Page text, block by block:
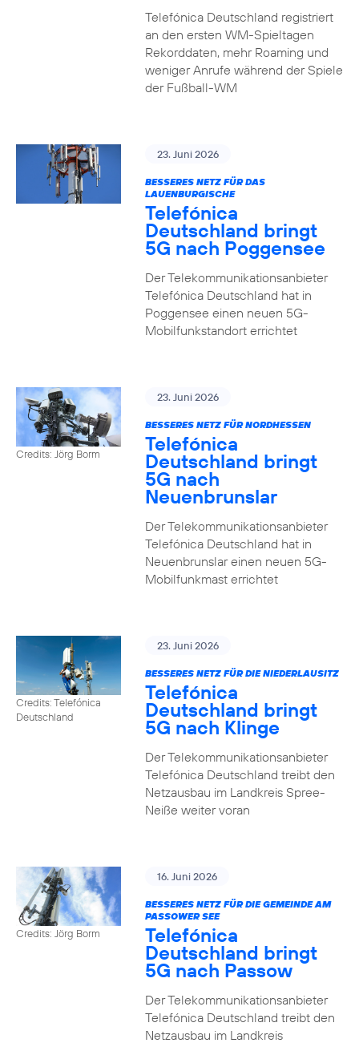
Telefónica Deutschland registriert
an den ersten WM-Spieltagen
Rekorddaten, mehr Roaming und
weniger Anrufe während der Spiele
der Fußball-WM
23. Juni 2026
BESSERES NETZ FÜR DAS
LAUENBURGISCHE
Telefónica
Deutschland bringt
5G nach Poggensee
Der Telekommunikationsanbieter
Telefónica Deutschland hat in
Poggensee einen neuen 5G-
Mobilfunkstandort errichtet
Credits: Jörg Borm
23. Juni 2026
BESSERES NETZ FÜR NORDHESSEN
Telefónica
Deutschland bringt
5G nach
Neuenbrunslar
Der Telekommunikationsanbieter
Telefónica Deutschland hat in
Neuenbrunslar einen neuen 5G-
Mobilfunkmast errichtet
Credits: Telefónica
Deutschland
23. Juni 2026
BESSERES NETZ FÜR DIE NIEDERLAUSITZ
Telefónica
Deutschland bringt
5G nach Klinge
Der Telekommunikationsanbieter
Telefónica Deutschland treibt den
Netzausbau im Landkreis Spree-
Neiße weiter voran
Credits: Jörg Borm
16. Juni 2026
BESSERES NETZ FÜR DIE GEMEINDE AM
PASSOWER SEE
Telefónica
Deutschland bringt
5G nach Passow
Der Telekommunikationsanbieter
Telefónica Deutschland treibt den
Netzausbau im Landkreis